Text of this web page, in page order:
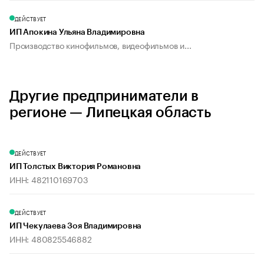
ДЕЙСТВУЕТ
ИП Апокина Ульяна Владимировна
Производство кинофильмов, видеофильмов и...
Другие предприниматели в
регионе — Липецкая область
ДЕЙСТВУЕТ
ИП Толстых Виктория Романовна
ИНН: 482110169703
ДЕЙСТВУЕТ
ИП Чекулаева Зоя Владимировна
ИНН: 480825546882